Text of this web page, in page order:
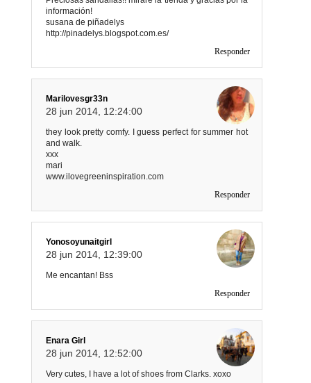
información!
susana de piñadelys
http://pinadelys.blogspot.com.es/
Responder
Marilovesgr33n
28 jun 2014, 12:24:00
they look pretty comfy. I guess perfect for summer hot
and walk.
xxx
mari
www.ilovegreeninspiration.com
Responder
Yonosoyunaitgirl
28 jun 2014, 12:39:00
Me encantan! Bss
Responder
Enara Girl
28 jun 2014, 12:52:00
Very cutes, I have a lot of shoes from Clarks. xoxo